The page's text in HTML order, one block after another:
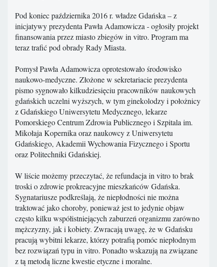
Pod koniec października 2016 r. władze Gdańska – z
inicjatywy prezydenta Pawła Adamowicza - ogłosiły projekt
finansowania przez miasto zbiegów in vitro. Program ma
teraz trafić pod obrady Rady Miasta.
Pomysł Pawła Adamowicza oprotestowało środowisko
naukowo-medyczne. Złożone w sekretariacie prezydenta
pismo sygnowało kilkudziesięciu pracowników naukowych
gdańskich uczelni wyższych, w tym ginekolodzy i położnicy
z Gdańskiego Uniwersytetu Medycznego, lekarze
Pomorskiego Centrum Zdrowia Publicznego i Szpitala im.
Mikołaja Kopernika oraz naukowcy z Uniwersytetu
Gdańskiego, Akademii Wychowania Fizycznego i Sportu
oraz Politechniki Gdańskiej.
W liście możemy przeczytać, że refundacja in vitro to brak
troski o zdrowie prokreacyjne mieszkańców Gdańska.
Sygnatariusze podkreślają, że niepłodności nie można
traktować jako choroby, ponieważ jest to jedynie objaw
często kilku współistniejących zaburzeń organizmu zarówno
mężczyzny, jak i kobiety. Zwracają uwagę, że w Gdańsku
pracują wybitni lekarze, którzy potrafią pomóc niepłodnym
bez rozwiązań typu in vitro. Ponadto wskazują na związane
z tą metodą liczne kwestie etyczne i moralne.